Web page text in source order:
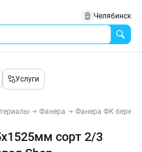
Челябинск
Услуги
Фанера Фанера ФК
сорт 2/3